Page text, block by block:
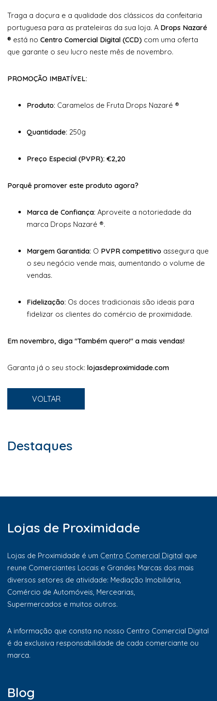
Traga a doçura e a qualidade dos clássicos da confeitaria
portuguesa para as prateleiras da sua loja. A Drops Nazaré
® está no Centro Comercial Digital (CCD) com uma oferta
que garante o seu lucro neste mês de novembro.
PROMOÇÃO IMBATÍVEL:
Produto: Caramelos de Fruta Drops Nazaré ®
Quantidade: 250g
Preço Especial (PVPR): €2,20
Porquê promover este produto agora?
Marca de Confiança: Aproveite a notoriedade da
marca Drops Nazaré ®.
Margem Garantida: O PVPR competitivo assegura que
o seu negócio vende mais, aumentando o volume de
vendas.
Fidelização: Os doces tradicionais são ideais para
fidelizar os clientes do comércio de proximidade.
Em novembro, diga "Também quero!" a mais vendas!
Garanta já o seu stock: lojasdeproximidade.com
VOLTAR
Destaques
Lojas de Proximidade
Lojas de Proximidade é um Centro Comercial Digital que
reune Comerciantes Locais e Grandes Marcas dos mais
diversos setores de atividade: Mediação Imobiliária,
Comércio de Automóveis, Mercearias,
Supermercados e muitos outros.
A informação que consta no nosso Centro Comercial Digital
é da exclusiva responsabilidade de cada comerciante ou
marca.
Blog